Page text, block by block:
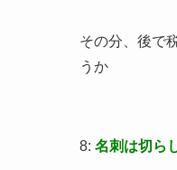
その分、後で
うか
8: 名刺は切ら